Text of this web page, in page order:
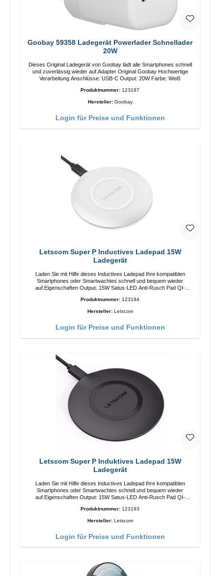
Goobay 59358 Ladegerät Powerlader Schnellader
20W
Dieses Original Ladegerät von Goobay lädt alle Smartphones schnell
und zuverlässig wieder auf.Adapter Original Goobay Hochwertige
Verarbeitung Anschlüsse: USB-C Output: 20W Farbe: Weiß
Produktnummer: 123197
Hersteller: Goobay
Login für Preise und Funktionen
Letscom Super P Inductives Ladepad 15W
Ladegerät
Laden Sie mit Hilfe dieses Inductives Ladepad Ihre kompatiblen
Smartphones oder Smartwachtes schnell und bequem wieder
auf.Eigenschaften Output: 15W Satus-LED Anti-Rusch Pad QI-
Produktnummer: 123194
Hersteller: Letscom
Login für Preise und Funktionen
Letscom Super P Induktives Ladepad 15W
Ladegerät
Laden Sie mit Hilfe dieses Inductives Ladepad Ihre kompatiblen
Smartphones oder Smartwachtes schnell und bequem wieder
auf.Eigenschaften Output: 15W Satus-LED Anti-Rusch Pad QI-
Kabel
Produktnummer: 123193
Hersteller: Letscom
Login für Preise und Funktionen